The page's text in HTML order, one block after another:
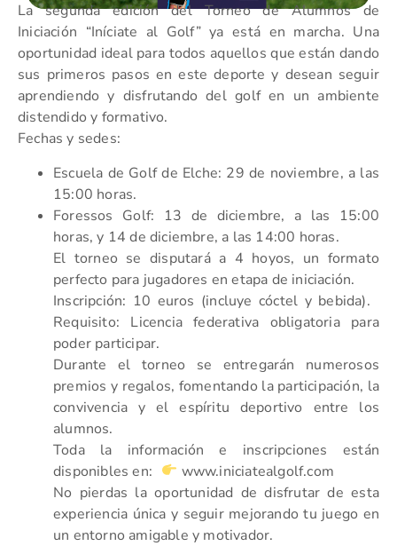
La segunda edición del Torneo de Alumnos de
Iniciación “Iníciate al Golf” ya está en marcha. Una
oportunidad ideal para todos aquellos que están dando
sus primeros pasos en este deporte y desean seguir
aprendiendo y disfrutando del golf en un ambiente
distendido y formativo.
Fechas y sedes:
Escuela de Golf de Elche: 29 de noviembre, a las
15:00 horas.
Foressos Golf: 13 de diciembre, a las 15:00
horas, y 14 de diciembre, a las 14:00 horas.
El torneo se disputará a 4 hoyos, un formato
perfecto para jugadores en etapa de iniciación.
Inscripción: 10 euros (incluye cóctel y bebida).
Requisito: Licencia federativa obligatoria para
poder participar.
Durante el torneo se entregarán numerosos
premios y regalos, fomentando la participación, la
convivencia y el espíritu deportivo entre los
alumnos.
Toda la información e inscripciones están
disponibles en:
www.iniciatealgolf.com
No pierdas la oportunidad de disfrutar de esta
experiencia única y seguir mejorando tu juego en
un entorno amigable y motivador.